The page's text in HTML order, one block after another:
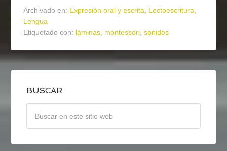
Archivado en: Expresión oral y escrita, Lectoescritura,
Lengua
Etiquetado con: láminas, montessori,sonidos
BUSCAR